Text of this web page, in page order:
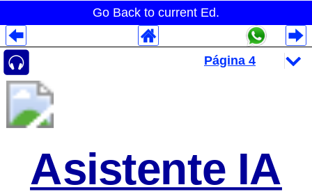
Go Back to current Ed.
Asistente IA
Despliegues Analytics
Despliegues Totales
Despliegues por Rubros